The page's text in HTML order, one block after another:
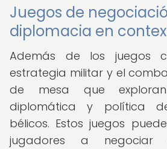
Juegos de
diplomacia en
Además de los juegos
estrategia militar y el
de mesa que
diplomática y política
bélicos. Estos juegos
jugadores a negociar